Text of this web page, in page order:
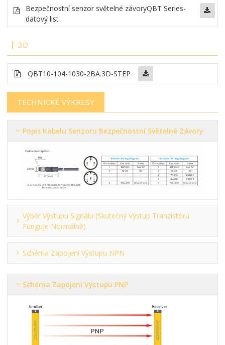
Bezpečnostní senzor světelné závoryQBT Series-
datový list
3D
QBT10-104-1030-2BA.3D-STEP
TECHNICKÉ VÝKRESY
Popis Kabelu Senzoru Bezpečnostní Světelné Závory
Výběr Výstupu Signálu (skutečný Výstup Tranzistoru
Funguje Normálně)
Schéma Zapojení Výstupu NPN
Schéma Zapojení Výstupu PNP